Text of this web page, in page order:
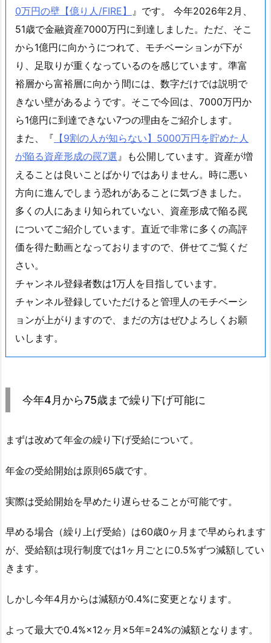
0万円の壁【億り人/FIRE】 』です。 今年2026年2月、
51歳で金融資産7000万円に到達しました。ただ、そこ
から1億円に向かうにつれて、モチベーションが下が
り、足取りが重くなっているのを感じています。準富
裕層から富裕層に向かう間には、数字だけでは説明で
きない壁があるようです。そこで今回は、7000万円か
ら1億円に到達できない7つの理由をご紹介します。
また、『 【9割の人が知らない】5000万円を貯めた人
が陥る資産形成の罠7選』も公開しています。資産が増
えることは良いことばかりではありません。時に悪い
方向に進んでしまう恐れがあることに気づきました。
多くの人にあまり知られていない、資産形成で陥る罠
についてご紹介しています。直近で非常に多くの高評
価を得た動画となっておりますので、併せてご覧くだ
さい。
チャンネル登録者数は1万人を目指しています。
チャンネル登録していただけると管理人のモチベーシ
ョンが上がりますので、まだの方はぜひよろしくお願
いします。
今年4月から75歳まで繰り下げ可能に
まずは改めて年金の繰り下げ受給について。
年金の受給開始は原則65歳です。
実際は受給開始を早めたり遅らせることが可能です。
早める場合（繰り上げ受給）は60歳0ヶ月まで早められます
が、受給額は現行制度では1ヶ月ごとに0.5%ずつ減額してい
きます。
しかし今年4月からは減額が0.4%に変更となります。
よって最大で0.4%×12ヶ月×5年=24%の減額となります。